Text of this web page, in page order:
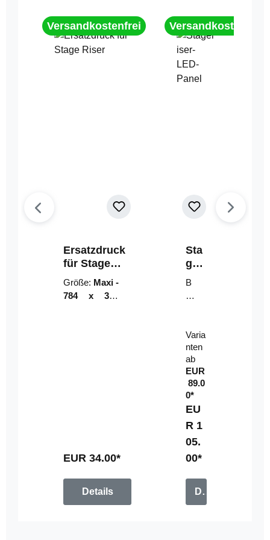
Versandkostenfrei
Ersatzdruck
für Stage
Riser
Größe: Maxi -
784 x 314
EUR 34.00*
Details
Versandkostenfrei
Sta
geri
ser-
LE
D-
el
B
un
mi
t
Fe
rn
be
di
en
u
n
g
Varia
nten
ab
EUR
89.0
0*
EU
R 1
05.
00*
Details